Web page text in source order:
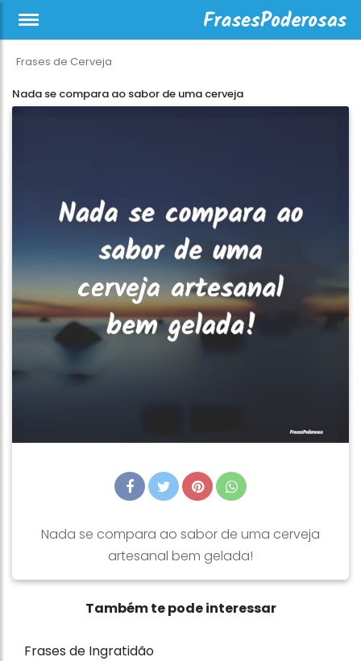
Frases de Cerveja
Nada se compara ao sabor de uma cerveja
Nada se compara ao sabor de uma cerveja
artesanal bem gelada!
Também te pode interessar
Frases de Ingratidão